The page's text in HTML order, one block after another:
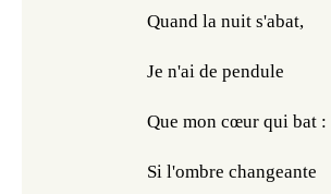
Quand la nuit s'abat,
Je n'ai de pendule
Que mon cœur qui bat :
Si l'ombre changeante